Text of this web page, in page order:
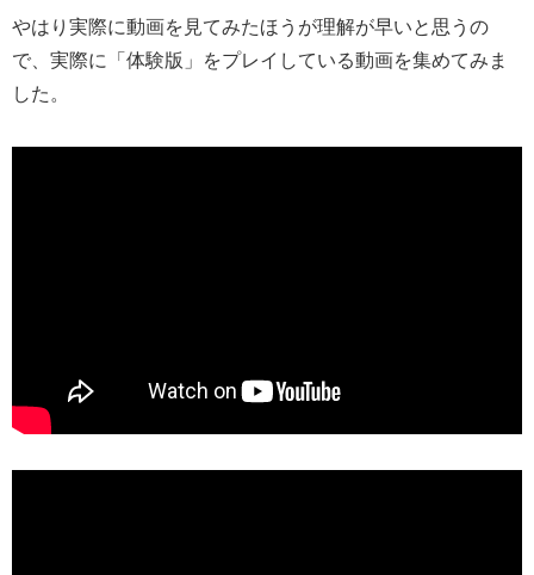
やはり実際に動画を見てみたほうが理解が早いと思うの
で、実際に「体験版」をプレイしている動画を集めてみま
した。